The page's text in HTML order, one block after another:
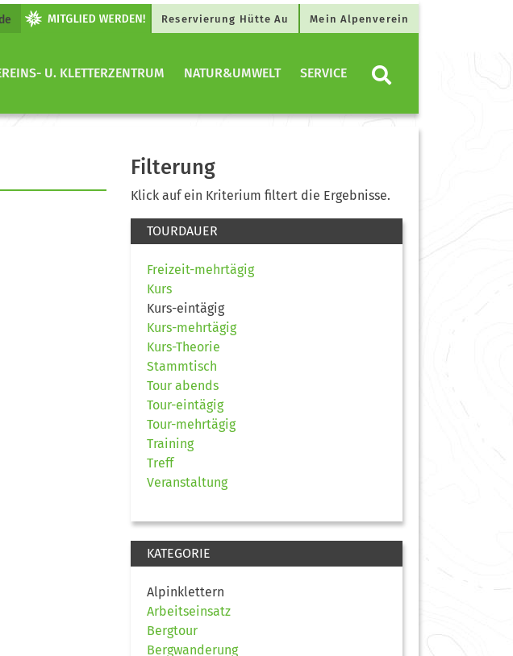
Reservierung Hütte Au Mein Alpenverein
U. KLETTERZENTRUM NATUR&UMWELT SERVICE
Filterung
Klick auf ein Kriterium filtert die Ergebnisse.
TOURDAUER
Freizeit-mehrtägig
Kurs
Kurs-eintägig
Kurs-mehrtägig
Kurs-Theorie
Stammtisch
Tour abends
Tour-eintägig
Tour-mehrtägig
Training
Treff
Veranstaltung
KATEGORIE
Alpinklettern
Arbeitseinsatz
Bergtour
Bergwanderung